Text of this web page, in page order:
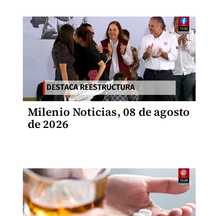
Milenio Noticias, 08 de agosto
de 2026